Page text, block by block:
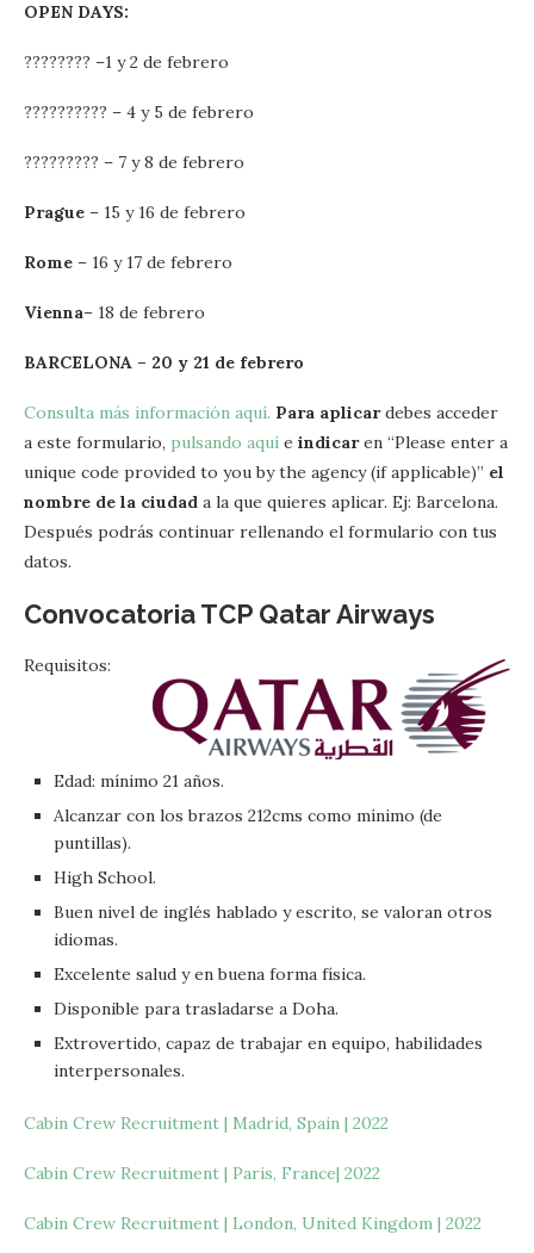
OPEN DAYS:
???????? –1 y 2 de febrero
?????????? – 4 y 5 de febrero
????????? – 7 y 8 de febrero
Prague – 15 y 16 de febrero
Rome – 16 y 17 de febrero
Vienna– 18 de febrero
BARCELONA – 20 y 21 de febrero
Consulta más información aquí. Para aplicardebes acceder
a este formulario, pulsando aquí e indicaren “Please enter a
unique code provided to you by the agency (if applicable)” el
nombre de la ciudad a la que quieres aplicar. Ej: Barcelona.
Después podrás continuar rellenando el formulario con tus
datos.
Convocatoria TCP Qatar Airways
Requisitos:
Edad: mínimo 21 años.
Alcanzar con los brazos 212cms como mínimo (de
puntillas).
High School.
Buen nivel de inglés hablado y escrito, se valoran otros
idiomas.
Excelente salud y en buena forma física.
Disponible para trasladarse a Doha.
Extrovertido, capaz de trabajar en equipo, habilidades
interpersonales.
Cabin Crew Recruitment | Madrid, Spain | 2022
Cabin Crew Recruitment | Paris, France| 2022
Cabin Crew Recruitment | London, United Kingdom | 2022